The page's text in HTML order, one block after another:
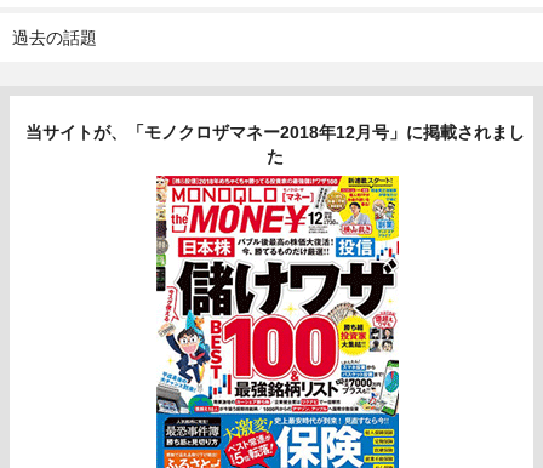
過去の話題
当サイトが、「モノクロザマネー2018年12月号」に掲載されまし
た